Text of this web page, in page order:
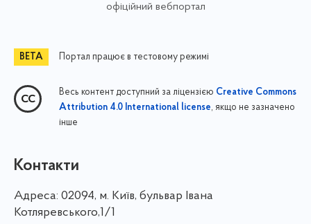
офіційний вебпортал
Портал працює в тестовому режимі
Весь контент доступний за ліцензією Creative Commons
Attribution 4.0 International license, якщо не зазначено
інше
Контакти
Адреса: 02094, м. Київ, бульвар Івана
Котляревського,1/1